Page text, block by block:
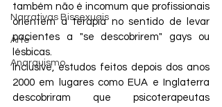
Narrativas Bissexuais
Arte
Anarquismo
também não é incomum que profissionais
orientem a terapia no sentido de levar
pacientes a "se descobrirem" gays ou
lésbicas.
Inclusive, estudos feitos depois dos anos
2000 em lugares como EUA e Inglaterra
descobriram que psicoterapeutas